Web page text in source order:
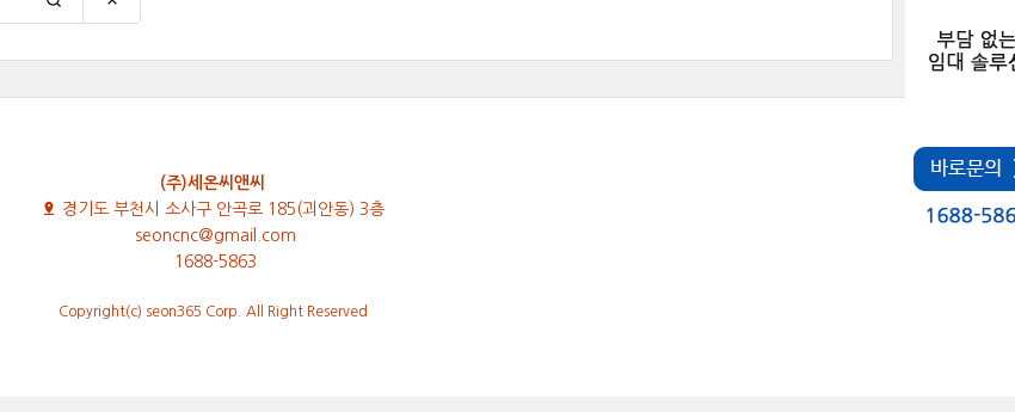
(주)세온씨앤씨
경기도 부천시 소사구 안곡로 185(괴안동) 3층
seoncnc@gmail.com
1688-5863
Copyright(c) seon365 Corp. All Right Reserved